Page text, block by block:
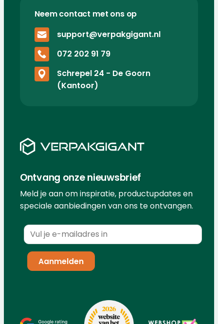
Neem contact met ons op
support@verpakgigant.nl
072 202 91 79
Schrepel 24 - De Goorn
(Kantoor)
Ontvang onze nieuwsbrief
Meld je aan om inspiratie, productupdates en
speciale aanbiedingen van ons te ontvangen.